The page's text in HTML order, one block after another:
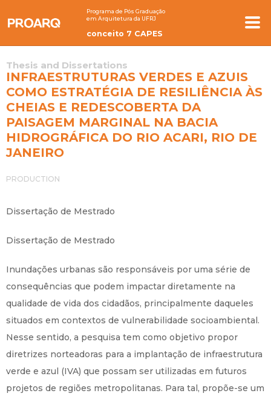
Programa de Pós Graduação
em Arquitetura da UFRJ
conceito 7 CAPES
Thesis and Dissertations
INFRAESTRUTURAS VERDES E AZUIS
COMO ESTRATÉGIA DE RESILIÊNCIA ÀS
CHEIAS E REDESCOBERTA DA
PAISAGEM MARGINAL NA BACIA
HIDROGRÁFICA DO RIO ACARI, RIO DE
JANEIRO
PRODUCTION
Dissertação de Mestrado
Dissertação de Mestrado
Inundações urbanas são responsáveis por uma série de
consequências que podem impactar diretamente na
qualidade de vida dos cidadãos, principalmente daqueles
situados em contextos de vulnerabilidade socioambiental.
Nesse sentido, a pesquisa tem como objetivo propor
diretrizes norteadoras para a implantação de infraestrutura
verde e azul (IVA) que possam ser utilizadas em futuros
projetos de regiões metropolitanas. Para tal, propõe-se um